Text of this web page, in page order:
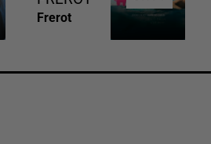
Frerot